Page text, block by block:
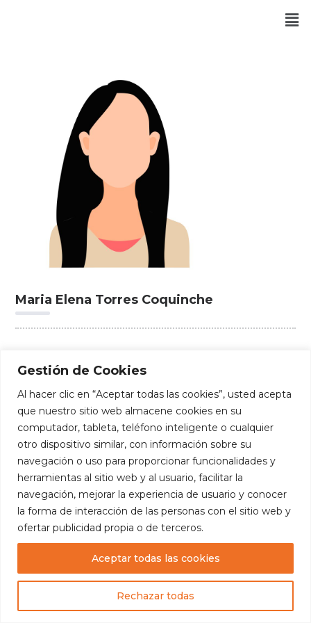
Gestión de Cookies
Al hacer clic en “Aceptar todas las cookies”, usted acepta
que nuestro sitio web almacene cookies en su
computador, tableta, teléfono inteligente o cualquier
otro dispositivo similar, con información sobre su
navegación o uso para proporcionar funcionalidades y
herramientas al sitio web y al usuario, facilitar la
navegación, mejorar la experiencia de usuario y conocer
la forma de interacción de las personas con el sitio web y
ofertar publicidad propia o de terceros.
Rechazar todas
Aceptar todas las cookies
Maria Elena Torres Coquinche
— Fundación Edúcate. Todos los
derechos reservados.
Diseñado por:Luis Escalante